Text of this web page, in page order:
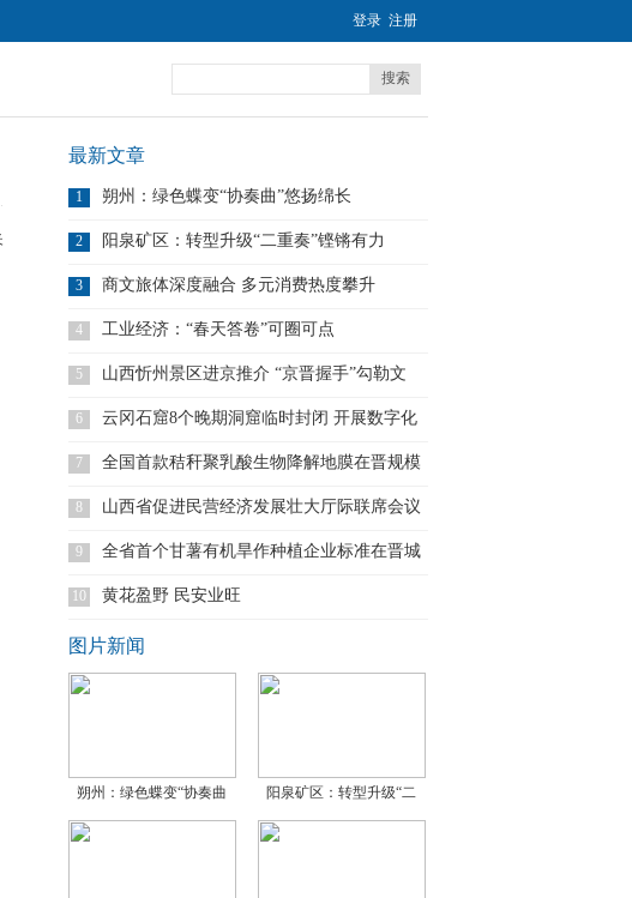
登录 注册
搜索
最新文章
1 朔州：绿色蝶变“协奏曲”悠扬绵长
2 阳泉矿区：转型升级“二重奏”铿锵有力
3 商文旅体深度融合 多元消费热度攀升
4 工业经济：“春天答卷”可圈可点
5 山西忻州景区进京推介 “京晋握手”勾勒文
6
云冈石窟8个晚期洞窟临时封闭 开展数字化
采
7
全国首款秸秆聚乳酸生物降解地膜在晋规模
化
8
山西省促进民营经济发展壮大厅际联席会议
召
9
全省首个甘薯有机旱作种植企业标准在晋城
实
10 黄花盈野 民安业旺
图片新闻
朔州：绿色蝶变“协奏曲 阳泉矿区：转型升级“二